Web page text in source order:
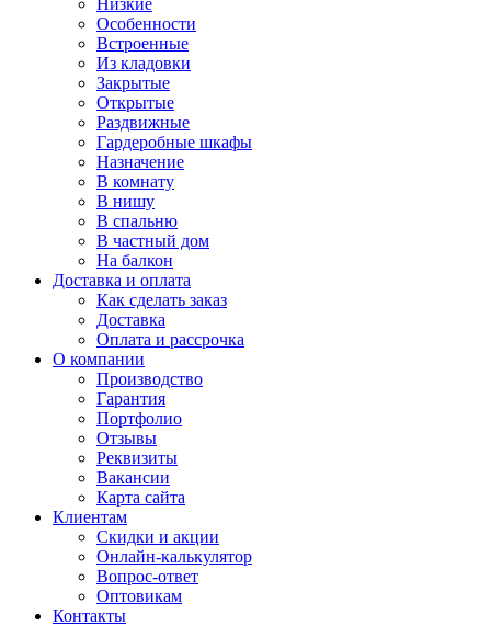
Низкие
Особенности
Встроенные
Из кладовки
Закрытые
Открытые
Раздвижные
Гардеробные шкафы
Назначение
В комнату
В нишу
В спальню
В частный дом
На балкон
Доставка и оплата
Как сделать заказ
Доставка
Оплата и рассрочка
О компании
Производство
Гарантия
Портфолио
Отзывы
Реквизиты
Вакансии
Карта сайта
Клиентам
Скидки и акции
Онлайн-калькулятор
Вопрос-ответ
Оптовикам
Контакты